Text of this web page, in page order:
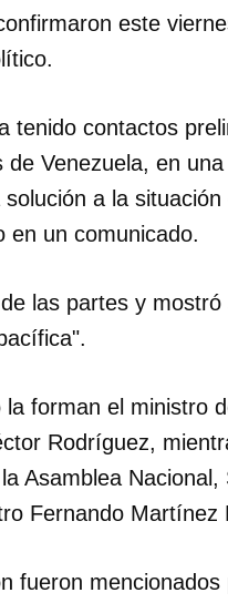
INICIAR
este
tenido contactos
Venezuela, en
a la
en un comunicado.
las partes y
forman el ministro
Rodríguez,
Asamblea
Fernando Martínez
fueron